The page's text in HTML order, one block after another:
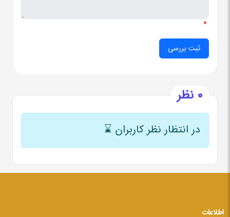
*
0 نظر
در انتظار نظر کاربران ⌛
اطلاعات